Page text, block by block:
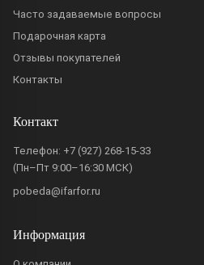
Часто задаваемые вопросы
Подарочная карта
Отзывы покупателей
Контакты
Контакт
Телефон: +7 (927) 268-15-33
(Пн–Пт 9:00–16:30 МСК)
pobeda@ifarfor.ru
Информация